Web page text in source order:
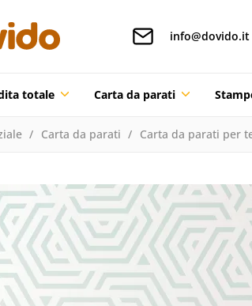
info@dovido.it
totale Carta da parati
Carta da parati Carta da parati per